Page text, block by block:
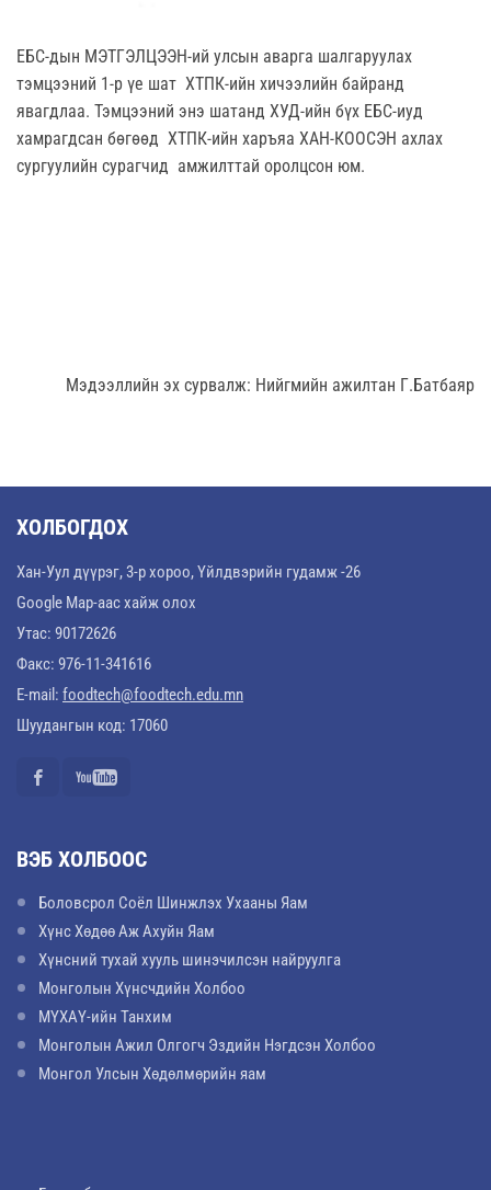
ЕБС-дын МЭТГЭЛЦЭЭН-ий улсын аварга шалгаруулах
тэмцээний 1-р үе шат ХТПК-ийн хичээлийн байранд
явагдлаа. Тэмцээний энэ шатанд ХУД-ийн бүх ЕБС-иуд
хамрагдсан бөгөөд ХТПК-ийн харъяа ХАН-КООСЭН ахлах
сургуулийн сурагчид амжилттай оролцсон юм.
Мэдээллийн эх сурвалж: Нийгмийн ажилтан Г.Батбаяр
ХОЛБОГДОХ
Хан-Уул дүүрэг, 3-р хороо, Үйлдвэрийн гудамж -26
Google Map-аас хайж олох
Утас: 90172626
Факс: 976-11-341616
E-mail: foodtech@foodtech.edu.mn
Шуудангын код: 17060
ВЭБ ХОЛБООС
Боловсрол Соёл Шинжлэх Ухааны Яам
Хүнс Хөдөө Аж Ахуйн Яам
Хүнсний тухай хууль шинэчилсэн найруулга
Монголын Хүнсчдийн Холбоо
МҮХАҮ-ийн Танхим
Монголын Ажил Олгогч Эздийн Нэгдсэн Холбоо
Монгол Улсын Хөдөлмөрийн яам